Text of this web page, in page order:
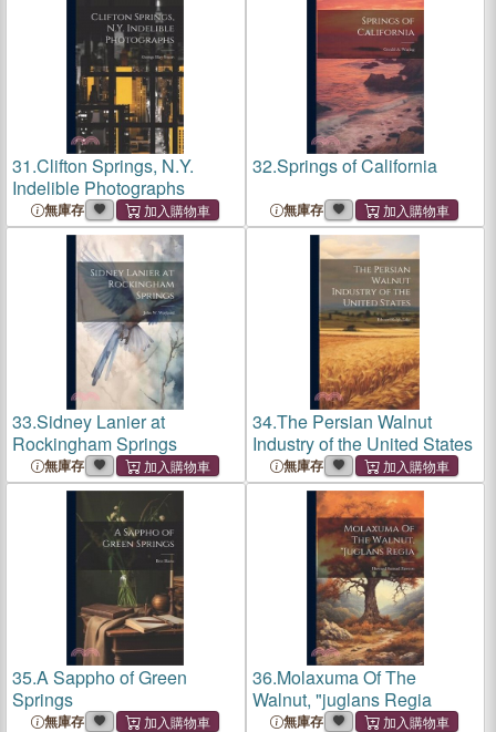
31.Clifton Springs, N.Y.
Indelible Photographs
無庫存
32.Springs of California
無庫存
33.Sidney Lanier at
Rockingham Springs
無庫存
34.The Persian Walnut
Industry of the United States
無庫存
35.A Sappho of Green
Springs
無庫存
36.Molaxuma Of The
Walnut, "juglans Regia
無庫存